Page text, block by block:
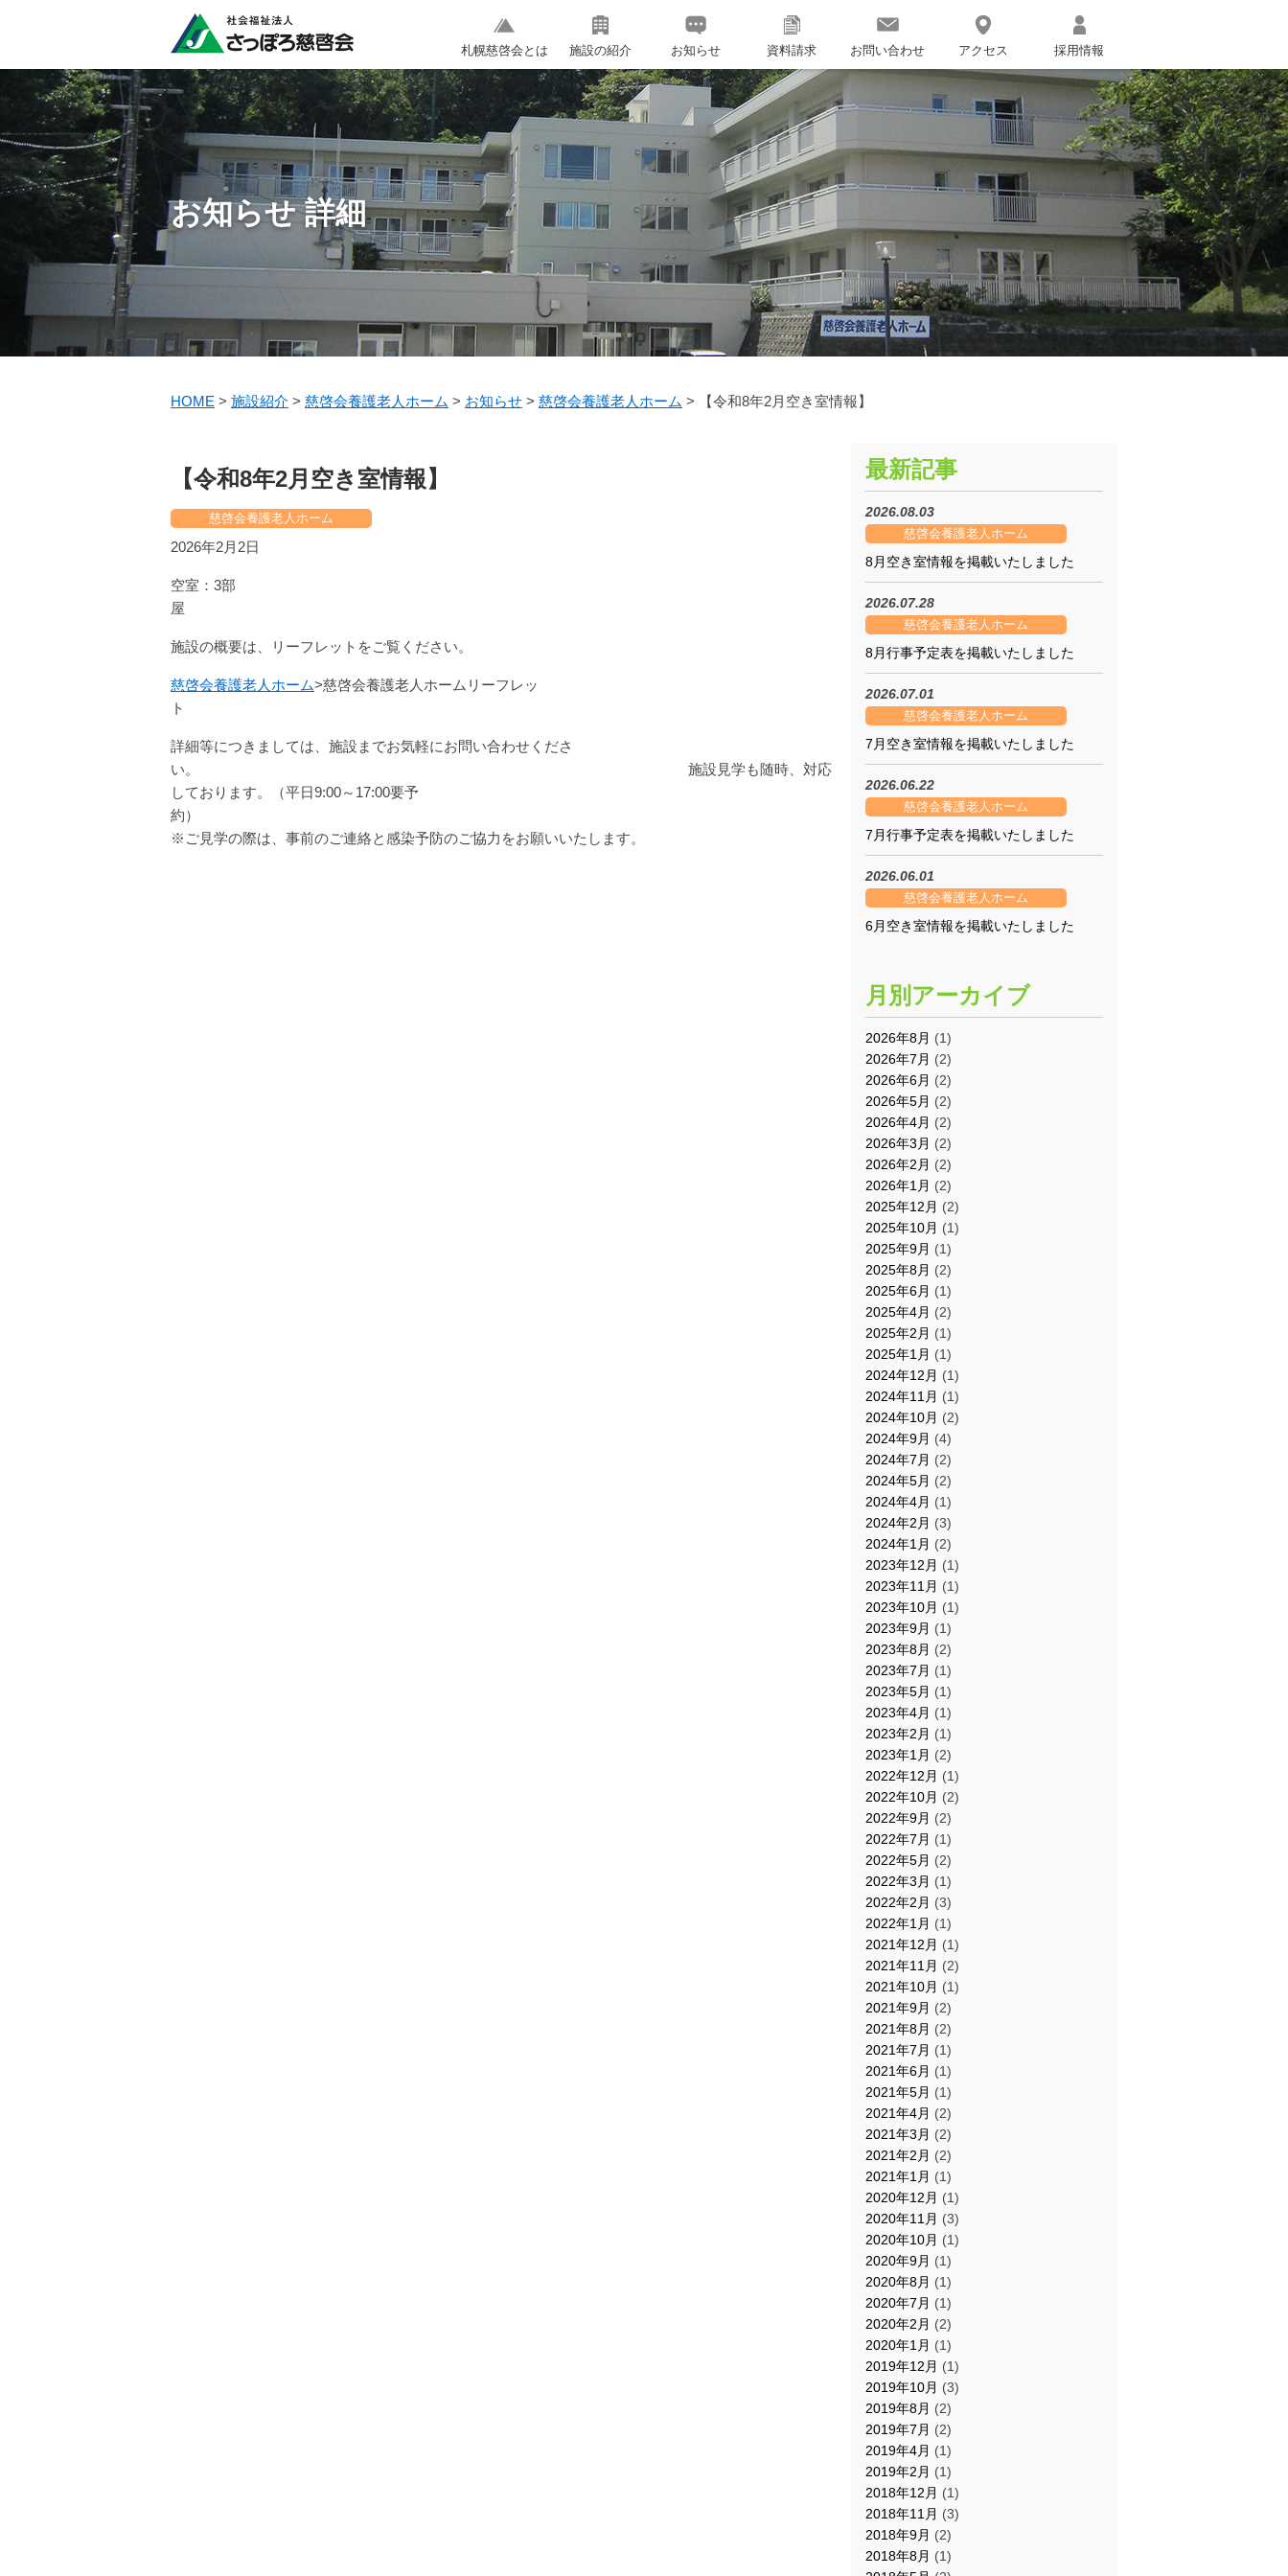
札幌慈啓会とは 施設の紹介 お知らせ 資料請求 お問い合わせ アクセス 採用情報
お知らせ 詳細
HOME > 施設紹介 > 慈啓会養護老人ホーム > お知らせ > 慈啓会養護老人ホーム > 【令和8年2月空き室情報】
【令和8年2月空き室情報】
慈啓会養護老人ホーム
2026年2月2日
空室：3部
屋
施設の概要は、リーフレットをご覧ください。
慈啓会養護老人ホーム>慈啓会養護老人ホームリーフレッ
ト
詳細等につきましては、施設までお気軽にお問い合わせくださ
い。 施設見学も随時、対応
しております。（平日9:00～17:00要予
約）
※ご見学の際は、事前のご連絡と感染予防のご協力をお願いいたします。
最新記事
2026.08.03
慈啓会養護老人ホーム
8月空き室情報を掲載いたしました
2026.07.28
慈啓会養護老人ホーム
8月行事予定表を掲載いたしました
2026.07.01
慈啓会養護老人ホーム
7月空き室情報を掲載いたしました
2026.06.22
慈啓会養護老人ホーム
7月行事予定表を掲載いたしました
2026.06.01
慈啓会養護老人ホーム
6月空き室情報を掲載いたしました
月別アーカイブ
2026年8月 (1)
2026年7月 (2)
2026年6月 (2)
2026年5月 (2)
2026年4月 (2)
2026年3月 (2)
2026年2月 (2)
2026年1月 (2)
2025年12月 (2)
2025年10月 (1)
2025年9月 (1)
2025年8月 (2)
2025年6月 (1)
2025年4月 (2)
2025年2月 (1)
2025年1月 (1)
2024年12月 (1)
2024年11月 (1)
2024年10月 (2)
2024年9月 (4)
2024年7月 (2)
2024年5月 (2)
2024年4月 (1)
2024年2月 (3)
2024年1月 (2)
2023年12月 (1)
2023年11月 (1)
2023年10月 (1)
2023年9月 (1)
2023年8月 (2)
2023年7月 (1)
2023年5月 (1)
2023年4月 (1)
2023年2月 (1)
2023年1月 (2)
2022年12月 (1)
2022年10月 (2)
2022年9月 (2)
2022年7月 (1)
2022年5月 (2)
2022年3月 (1)
2022年2月 (3)
2022年1月 (1)
2021年12月 (1)
2021年11月 (2)
2021年10月 (1)
2021年9月 (2)
2021年8月 (2)
2021年7月 (1)
2021年6月 (1)
2021年5月 (1)
2021年4月 (2)
2021年3月 (2)
2021年2月 (2)
2021年1月 (1)
2020年12月 (1)
2020年11月 (3)
2020年10月 (1)
2020年9月 (1)
2020年8月 (1)
2020年7月 (1)
2020年2月 (2)
2020年1月 (1)
2019年12月 (1)
2019年10月 (3)
2019年8月 (2)
2019年7月 (2)
2019年4月 (1)
2019年2月 (1)
2018年12月 (1)
2018年11月 (3)
2018年9月 (2)
2018年8月 (1)